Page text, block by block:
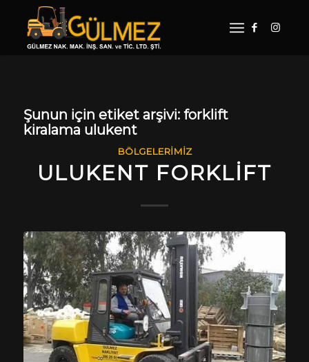
Şunun için etiket arşivi: forklift
kiralama ulukent
BÖLGELERIMIZ
ULUKENT FORKLIFT